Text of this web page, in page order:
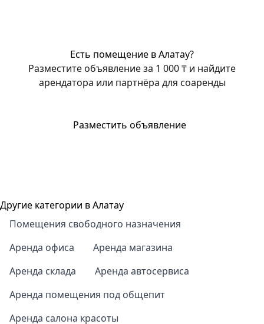
Есть помещение в Алатау?
Разместите объявление за 1 000 ₸ и найдите
арендатора или партнёра для соаренды
Разместить объявление
Другие категории в Алатау
Помещения свободного назначения
Аренда офиса
Аренда магазина
Аренда склада
Аренда автосервиса
Аренда помещения под общепит
Аренда салона красоты